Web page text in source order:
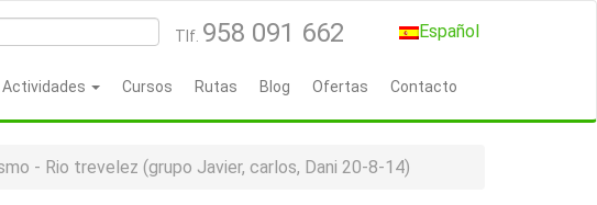
Español
Tlf. 958 091 662
Actividades Cursos Rutas Blog Ofertas Contacto
- Rio trevelez (grupo Javier, carlos, Dani 20-8-14)